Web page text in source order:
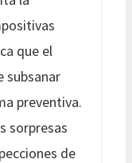
que el
subsanar
preventiva.
sorpresas
de